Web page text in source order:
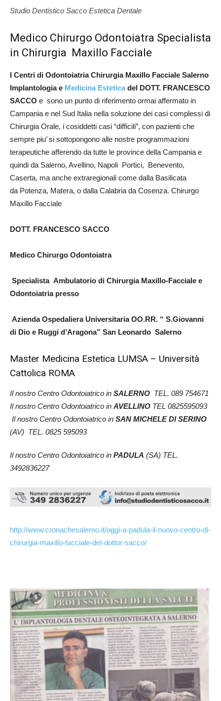
Studio Dentistico Sacco Estetica Dentale
Medico Chirurgo Odontoiatra Specialista
in Chirurgia Maxillo Facciale
I Centri di Odontoiatria Chirurgia Maxillo Facciale Salerno
Implantologia e Medicina Esteticadel DOTT. FRANCESCO
SACCO e sono un punto di riferimento ormai affermato in
Campania e nel Sud Italia nella soluzione dei casi complessi di
Chirurgia Orale, i cosiddetti casi “difficili”, con pazienti che
sempre piu’ si sottopongono alle nostre programmazioni
terapeutiche afferendo da tutte le province della Campania e
quindi da Salerno, Avellino, Napoli Portici, Benevento,
Caserta, ma anche extraregionali come dalla Basilicata
da Potenza, Matera, o dalla Calabria da Cosenza. Chirurgo
Maxillo Facciale
DOTT. FRANCESCO SACCO
Medico Chirurgo Odontoiatra
Specialista Ambulatorio di Chirurgia Maxillo-Facciale e
Odontoiatria presso
Azienda Ospedaliera Universitaria OO.RR. “ S.Giovanni
di Dio e Ruggi d’Aragona” San Leonardo Salerno
Master Medicina Estetica LUMSA – Università
Cattolica ROMA
Il nostro Centro Odontoiatrico in SALERNO TEL. 089 754671
Il nostro Centro Odontoiatrico in AVELLINO TEL 0825595093
Il nostro Centro Odontoiatrico in SAN MICHELE DI SERINO
(AV) TEL. 0825 595093
Il nostro Centro Odontoiatrico in PADULA (SA) TEL.
3492836227
http://www.cronachesalerno.it/oggi-a-padula-il-nuovo-centro-di-
chirurgia-maxillo-facciale-del-dottor-sacco/